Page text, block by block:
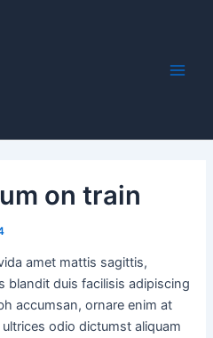
on train
amet mattis sagittis,
blandit duis facilisis adipiscing
accumsan, ornare enim at
odio dictumst aliquam